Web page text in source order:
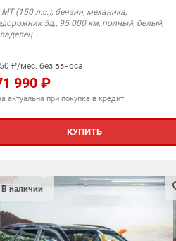
MT (150 л.с.), бензин, механика,
5д., 95 000 км, полный, белый,
₽/мес. без взноса
990 ₽
актуальна при покупке в кредит
КУПИТЬ
В наличии